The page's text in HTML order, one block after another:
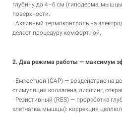
глубину до 4–6 см (гиподерма,
поверхности.
· Активный термоконтроль на
делает процедуру комфортной.
2. Два режима работы — максимум
· Емкостной (CAP) — воздействие на
стимуляция коллагена, лифтинг,
· Резистивный (RES) — проработка
клетчатка, мышцы): коррекция